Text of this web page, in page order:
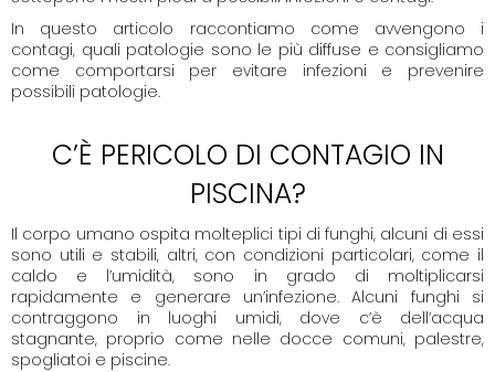
In questo articolo raccontiamo come avvengono i
contagi, quali patologie sono le più diffuse e consigliamo
come comportarsi per evitare infezioni e prevenire
possibili patologie.
C’È PERICOLO DI CONTAGIO IN
PISCINA?
Il corpo umano ospita molteplici tipi di funghi, alcuni di essi
sono utili e stabili, altri, con condizioni particolari, come il
caldo e l’umidità, sono in grado di moltiplicarsi
rapidamente e generare un’infezione. Alcuni funghi si
contraggono in luoghi umidi, dove c’è dell’acqua
stagnante, proprio come nelle docce comuni, palestre,
spogliatoi e piscine.